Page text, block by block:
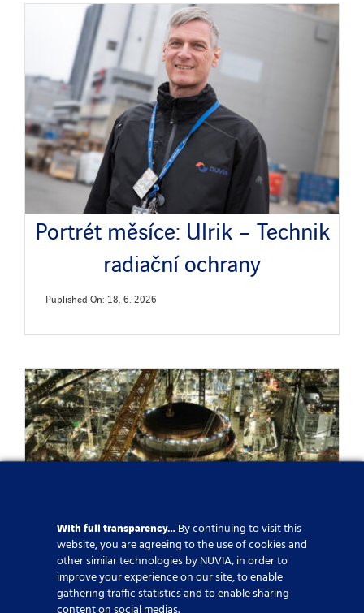
Portrét měsíce: Ulrik – Technik
radiační ochrany
Published On: 18. 6. 2026
NUVIA získává dlouhodobé
With full transparency… By continuing to visit this
website, you are agreeing to the use of cookies and
other similar technologies by NUVIA, in order to
improve your experience on our site, to enable
gathering traffic statistics and to enable sharing